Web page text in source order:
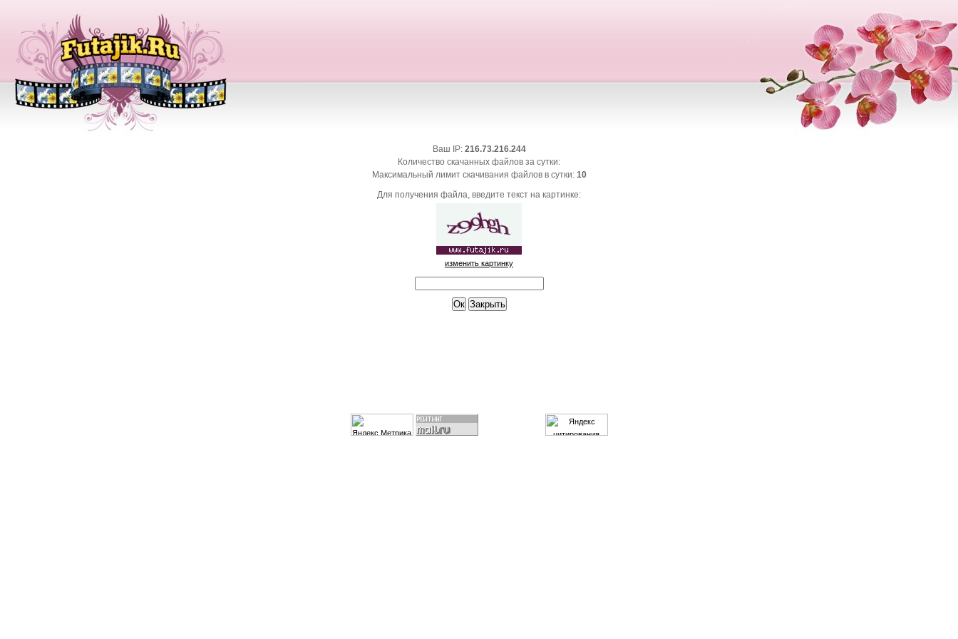
Ваш IP: 216.73.216.244
Количество скачанных файлов за сутки:
Максимальный лимит скачивания файлов в сутки: 10
Для получения файла, введите текст на картинке:
изменить картинку